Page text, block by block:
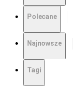
Polecane
Najnowsze
Tagi